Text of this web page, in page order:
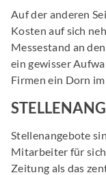
Auf der anderen
Kosten auf sich
Messestand an
ein gewisser
Firmen ein Dorn
Stellenangebote
Mitarbeiter für
Zeitung als das